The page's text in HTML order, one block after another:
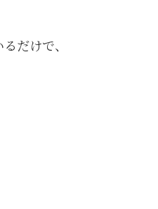
だけで、